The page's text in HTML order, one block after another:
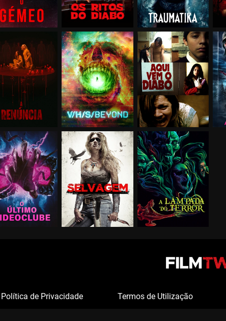
Política de Privacidade Termos de Utilização